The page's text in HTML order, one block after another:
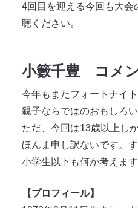
4回目を迎える今回も大会
聴ください。
小籔千豊 コメ
今年もまたフォートナイ
親子ならではのおもしろ
ただ、今回は13歳以上
ほんま申し訳ないです。
小学生以下も何か考えま
【プロフィール】